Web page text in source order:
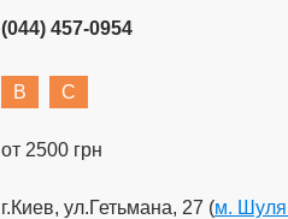
(044) 457-0954
B C
от 2500 грн
г.Киев, ул.Гетьмана, 27 (м.